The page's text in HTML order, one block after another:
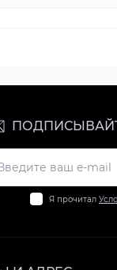
Я прочитал